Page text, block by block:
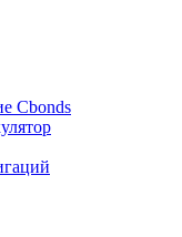
Cbonds